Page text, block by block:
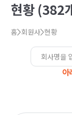
현황 (382
홈 회원사 현황
아